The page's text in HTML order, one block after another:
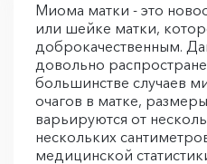
Миома матки - это
или шейке матки,
доброкачественным.
довольно
большинстве случаев
очагов в матке,
варьируются от
нескольких
медицинской